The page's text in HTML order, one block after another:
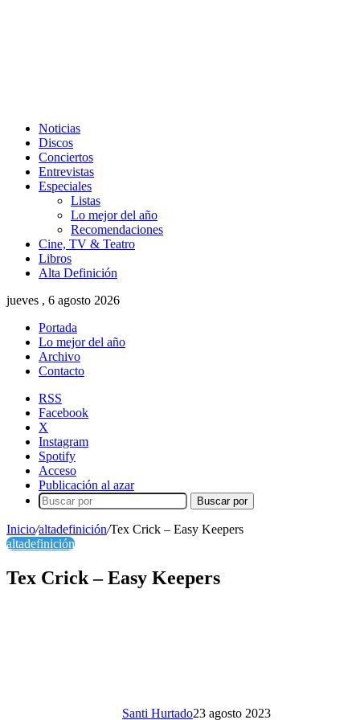
Noticias
Discos
Conciertos
Entrevistas
Especiales
Listas
Lo mejor del año
Recomendaciones
Cine, TV & Teatro
Libros
Alta Definición
jueves , 6 agosto 2026
Portada
Lo mejor del año
Archivo
Contacto
RSS
Facebook
X
Instagram
Spotify
Acceso
Publicación al azar
Buscar por
Inicio/altadefinición/Tex Crick – Easy Keepers
altadefinición
Tex Crick – Easy Keepers
Santi Hurtado23 agosto 2023